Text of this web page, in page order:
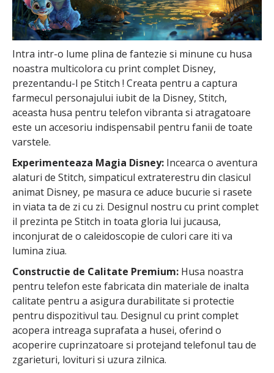
Intra intr-o lume plina de fantezie si minune cu husa
noastra multicolora cu print complet Disney,
prezentandu-l pe Stitch ! Creata pentru a captura
farmecul personajului iubit de la Disney, Stitch,
aceasta husa pentru telefon vibranta si atragatoare
este un accesoriu indispensabil pentru fanii de toate
varstele.
Experimenteaza Magia Disney: Incearca o aventura
alaturi de Stitch, simpaticul extraterestru din clasicul
animat Disney, pe masura ce aduce bucurie si rasete
in viata ta de zi cu zi. Designul nostru cu print complet
il prezinta pe Stitch in toata gloria lui jucausa,
inconjurat de o caleidoscopie de culori care iti va
lumina ziua.
Constructie de Calitate Premium: Husa noastra
pentru telefon este fabricata din materiale de inalta
calitate pentru a asigura durabilitate si protectie
pentru dispozitivul tau. Designul cu print complet
acopera intreaga suprafata a husei, oferind o
acoperire cuprinzatoare si protejand telefonul tau de
zgarieturi, lovituri si uzura zilnica.